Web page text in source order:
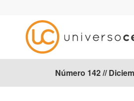
Número 142 //